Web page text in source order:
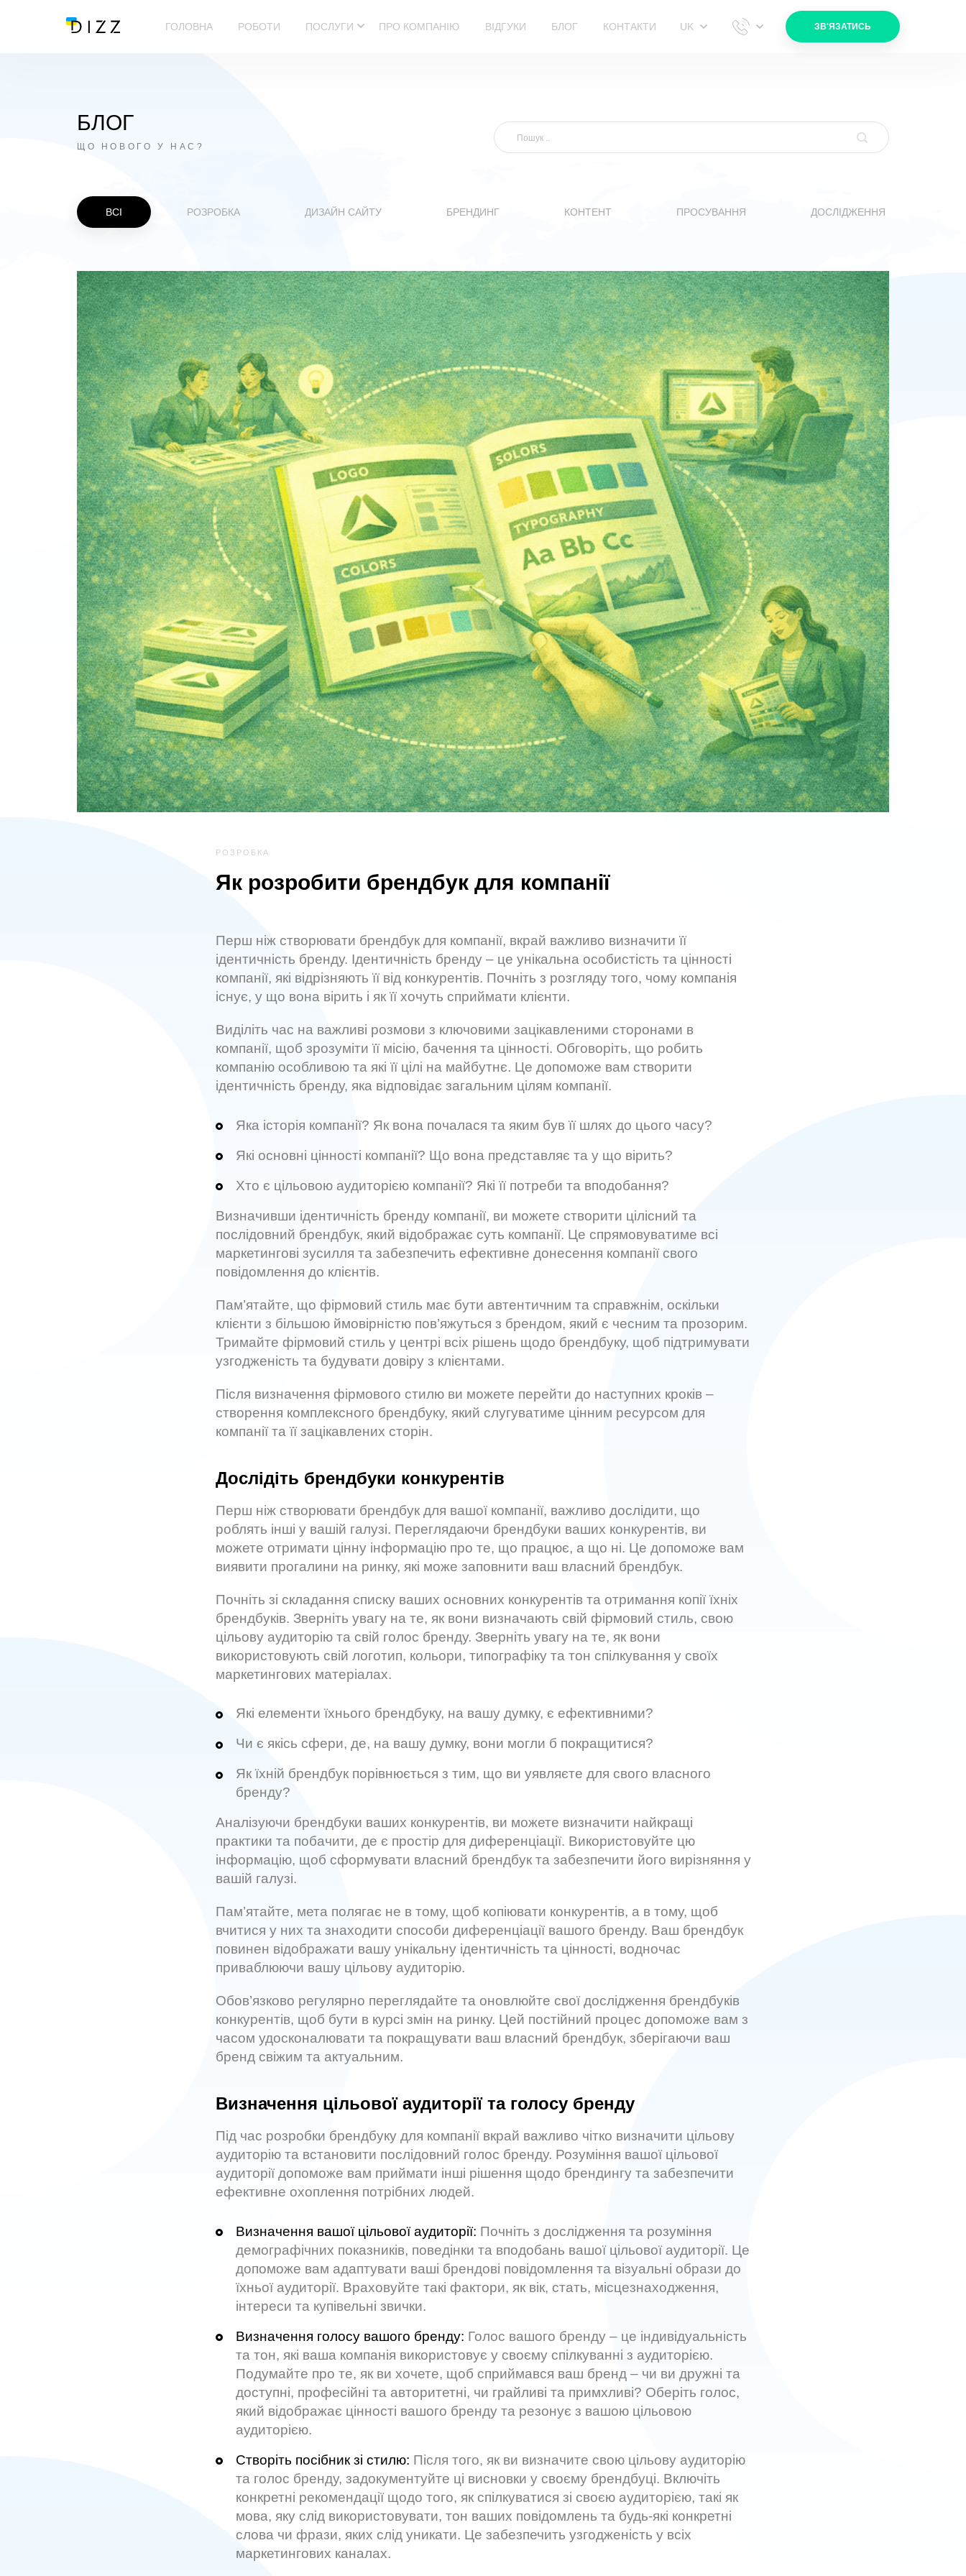
ГОЛОВНА РОБОТИ ПОСЛУГИ ПРО КОМПАНІЮ ВІДГУКИ БЛОГ КОНТАКТИ UK ЗВ'ЯЗАТИСЬ
БЛОГ
ЩО НОВОГО У НАС?
ВСІ РОЗРОБКА ДИЗАЙН САЙТУ БРЕНДИНГ КОНТЕНТ ПРОСУВАННЯ ДОСЛІДЖЕННЯ
РОЗРОБКА
Як розробити брендбук для компанії
Перш ніж створювати брендбук для компанії, вкрай важливо визначити її
ідентичність бренду. Ідентичність бренду – це унікальна особистість та цінності
компанії, які відрізняють її від конкурентів. Почніть з розгляду того, чому компанія
існує, у що вона вірить і як її хочуть сприймати клієнти.
Виділіть час на важливі розмови з ключовими зацікавленими сторонами в
компанії, щоб зрозуміти її місію, бачення та цінності. Обговоріть, що робить
компанію особливою та які її цілі на майбутнє. Це допоможе вам створити
ідентичність бренду, яка відповідає загальним цілям компанії.
Яка історія компанії? Як вона почалася та яким був її шлях до цього часу?
Які основні цінності компанії? Що вона представляє та у що вірить?
Хто є цільовою аудиторією компанії? Які її потреби та вподобання?
Визначивши ідентичність бренду компанії, ви можете створити цілісний та
послідовний брендбук, який відображає суть компанії. Це спрямовуватиме всі
маркетингові зусилля та забезпечить ефективне донесення компанії свого
повідомлення до клієнтів.
Пам’ятайте, що фірмовий стиль має бути автентичним та справжнім, оскільки
клієнти з більшою ймовірністю пов’яжуться з брендом, який є чесним та прозорим.
Тримайте фірмовий стиль у центрі всіх рішень щодо брендбуку, щоб підтримувати
узгодженість та будувати довіру з клієнтами.
Після визначення фірмового стилю ви можете перейти до наступних кроків –
створення комплексного брендбуку, який слугуватиме цінним ресурсом для
компанії та її зацікавлених сторін.
Дослідіть брендбуки конкурентів
Перш ніж створювати брендбук для вашої компанії, важливо дослідити, що
роблять інші у вашій галузі. Переглядаючи брендбуки ваших конкурентів, ви
можете отримати цінну інформацію про те, що працює, а що ні. Це допоможе вам
виявити прогалини на ринку, які може заповнити ваш власний брендбук.
Почніть зі складання списку ваших основних конкурентів та отримання копії їхніх
брендбуків. Зверніть увагу на те, як вони визначають свій фірмовий стиль, свою
цільову аудиторію та свій голос бренду. Зверніть увагу на те, як вони
використовують свій логотип, кольори, типографіку та тон спілкування у своїх
маркетингових матеріалах.
Які елементи їхнього брендбуку, на вашу думку, є ефективними?
Чи є якісь сфери, де, на вашу думку, вони могли б покращитися?
Як їхній брендбук порівнюється з тим, що ви уявляєте для свого власного
бренду?
Аналізуючи брендбуки ваших конкурентів, ви можете визначити найкращі
практики та побачити, де є простір для диференціації. Використовуйте цю
інформацію, щоб сформувати власний брендбук та забезпечити його вирізняння у
вашій галузі.
Пам’ятайте, мета полягає не в тому, щоб копіювати конкурентів, а в тому, щоб
вчитися у них та знаходити способи диференціації вашого бренду. Ваш брендбук
повинен відображати вашу унікальну ідентичність та цінності, водночас
приваблюючи вашу цільову аудиторію.
Обов’язково регулярно переглядайте та оновлюйте свої дослідження брендбуків
конкурентів, щоб бути в курсі змін на ринку. Цей постійний процес допоможе вам з
часом удосконалювати та покращувати ваш власний брендбук, зберігаючи ваш
бренд свіжим та актуальним.
Визначення цільової аудиторії та голосу бренду
Під час розробки брендбуку для компанії вкрай важливо чітко визначити цільову
аудиторію та встановити послідовний голос бренду. Розуміння вашої цільової
аудиторії допоможе вам приймати інші рішення щодо брендингу та забезпечити
ефективне охоплення потрібних людей.
Визначення вашої цільової аудиторії: Почніть з дослідження та розуміння
демографічних показників, поведінки та вподобань вашої цільової аудиторії. Це
допоможе вам адаптувати ваші брендові повідомлення та візуальні образи до
їхньої аудиторії. Враховуйте такі фактори, як вік, стать, місцезнаходження,
інтереси та купівельні звички.
Визначення голосу вашого бренду: Голос вашого бренду – це індивідуальність
та тон, які ваша компанія використовує у своєму спілкуванні з аудиторією.
Подумайте про те, як ви хочете, щоб сприймався ваш бренд – чи ви дружні та
доступні, професійні та авторитетні, чи грайливі та примхливі? Оберіть голос,
який відображає цінності вашого бренду та резонує з вашою цільовою
аудиторією.
Створіть посібник зі стилю: Після того, як ви визначите свою цільову аудиторію
та голос бренду, задокументуйте ці висновки у своєму брендбуці. Включіть
конкретні рекомендації щодо того, як спілкуватися зі своєю аудиторією, такі як
мова, яку слід використовувати, тон ваших повідомлень та будь-які конкретні
слова чи фрази, яких слід уникати. Це забезпечить узгодженість у всіх
маркетингових каналах.